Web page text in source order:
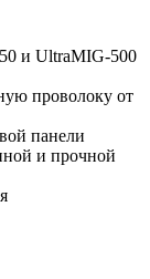
и UltraMIG-500
проволоку от
панели
и прочной